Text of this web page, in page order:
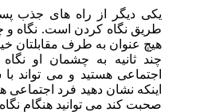
یکی دیگر از راه های جذب
طریق نگاه کردن است. نگاه و
هیچ عنوان به طرف مقابلتان
چند ثانیه به چشمان او
اجتماعی هستید و می تواند
اینکه نشان دهید فرد
صحبت کند می توانید هنگام نگاه